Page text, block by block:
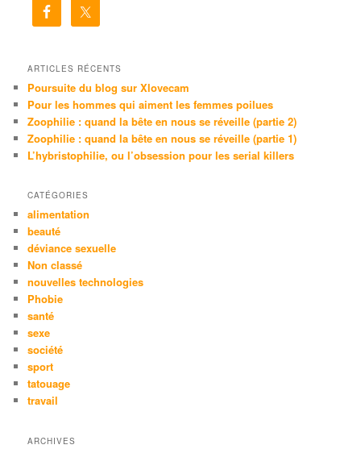
e
ARTICLES RÉCENTS
Poursuite du blog sur Xlovecam
Pour les hommes qui aiment les femmes poilues
Zoophilie : quand la bête en nous se réveille (partie 2)
Zoophilie : quand la bête en nous se réveille (partie 1)
L’hybristophilie, ou l’obsession pour les serial killers
CATÉGORIES
alimentation
beauté
déviance sexuelle
Non classé
nouvelles technologies
Phobie
santé
sexe
société
sport
tatouage
travail
ARCHIVES